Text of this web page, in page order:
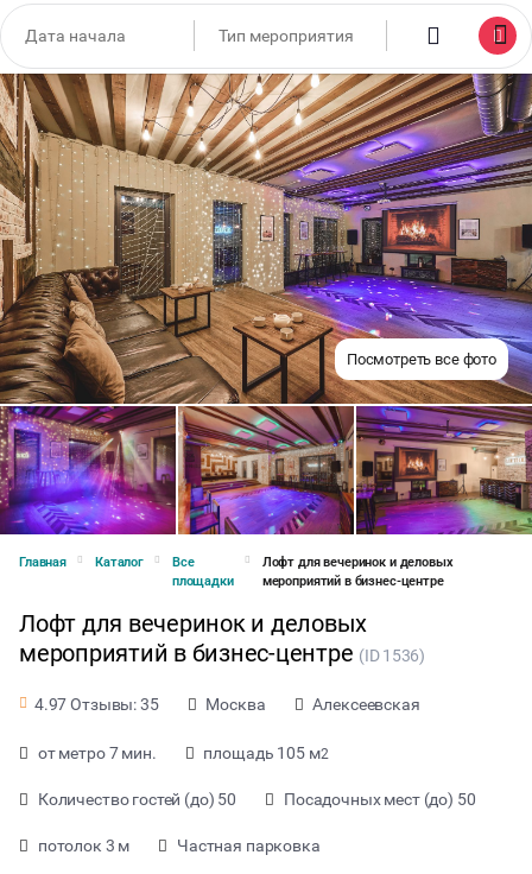
Посмотреть все фото
Главная Каталог
Все
площадки
Лофт для вечеринок и деловых
мероприятий в бизнес-центре
Лофт для вечеринок и деловых
мероприятий в бизнес-центре (ID 1536)
4.97 Отзывы: 35 Москва Алексеевская
от метро 7 мин. площадь 105 м2
Количество гостей (до) 50 Посадочных мест (до) 50
потолок 3 м Частная парковка